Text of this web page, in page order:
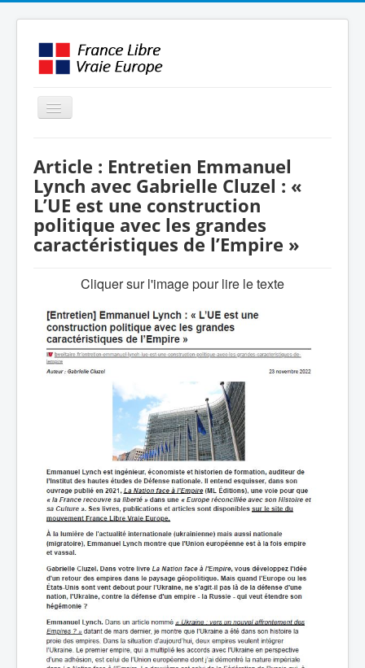
Basculer
AMBITION
INTERVENTIONS
MÉDIAS
ENGLISH / OTHER
Article : Entretien Emmanuel
Lynch avec Gabrielle Cluzel : «
L’UE est une construction
politique avec les grandes
caractéristiques de l’Empire »
Cliquer sur l'image pour lire le texte